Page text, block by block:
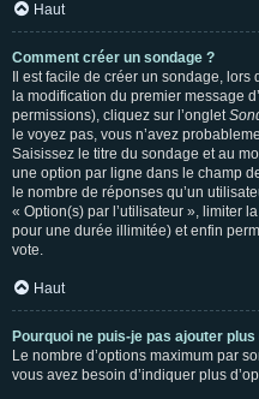
Haut
Comment créer un sondage ?
Il est facile de créer un sondage,
la modification du premier message
permissions), cliquez sur l’onglet
le voyez pas, vous n’avez
Saisissez le titre du sondage et au
une option par ligne dans le champ
le nombre de réponses qu’un
« Option(s) par l’utilisateur », limiter
pour une durée illimitée) et enfin
vote.
Haut
Pourquoi ne puis-je pas ajouter
Le nombre d’options maximum par
vous avez besoin d’indiquer plus